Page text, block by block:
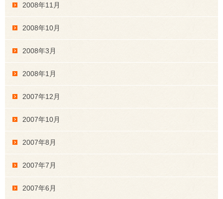
2008年11月
2008年10月
2008年3月
2008年1月
2007年12月
2007年10月
2007年8月
2007年7月
2007年6月